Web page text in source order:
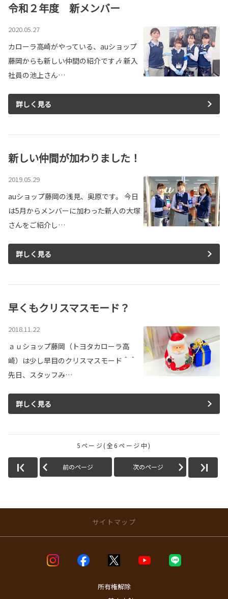
令和２年度 新メンバー
2020.05.27
カローラ高崎がやっている、auショップ
藤岡からも新しい仲間の紹介です🎶 新入
社員の池上さん…
詳しく見る
新しい仲間が加わりました！
2019.05.29
auショップ藤岡の浅見、奥原です。 今日
は5月からメンバーに加わった新人の大塚
さんをご紹介し…
詳しく見る
早くもクリスマスモード？
2018.11.22
ａｕショップ藤岡（トヨタカローラ高
崎）は少し早目のクリスマスモード＾＾
先日、スタッフみ…
詳しく見る
5ページ(全6ページ中)
前のページ 次のページ
サイトマップ
所有権解除